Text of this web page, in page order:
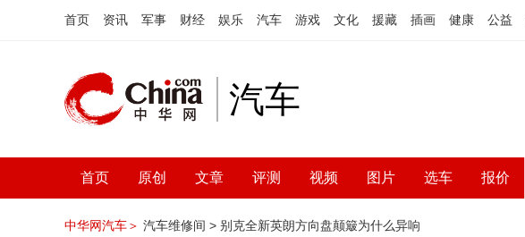
首页 资讯 军事 财经 娱乐 汽车 游戏 文化 援藏 插画 健康 公益
汽车
首页 原创 文章 评测 视频 图片 选车 报价
中华网汽车＞ 汽车维修间 > 别克全新英朗方向盘颠簸为什么异响